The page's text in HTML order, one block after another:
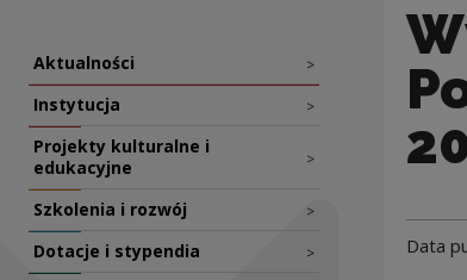
Nawigacja
Aktualności >
Instytucja >
Projekty kulturalne i
edukacyjne
>
Szkolenia i rozwój >
Dotacje i stypendia > Data